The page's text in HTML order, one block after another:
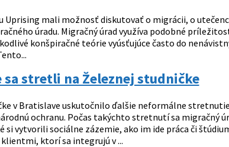
Uprising mali možnosť diskutovať o migrácii, o
úradu. Migračný úrad využíva podobné
konšpiračné teórie vyúsťujúce často do
stretli na Železnej studničke
v Bratislave uskutočnilo ďalšie neformálne
ochranu. Počas takýchto stretnutí sa migračný
vytvorili sociálne zázemie, ako im ide práca či
ktorí sa integrujú v ...